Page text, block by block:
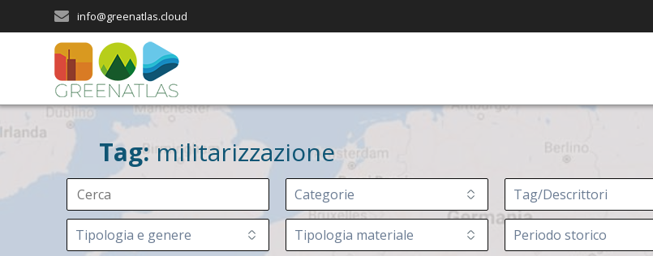
al
contenuto
info@greenatlas.cloud
Tag: militarizzazione